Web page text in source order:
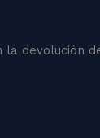
la devolución